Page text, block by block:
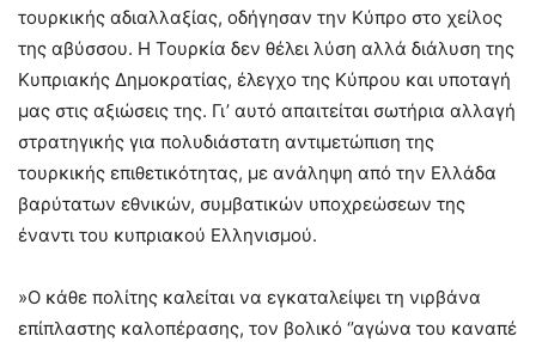
τουρκικής αδιαλλαξίας, οδήγησαν την Κύπρο στο χείλος
της αβύσσου. Η Τουρκία δεν θέλει λύση αλλά διάλυση της
Κυπριακής Δημοκρατίας, έλεγχο της Κύπρου και υποταγή
μας στις αξιώσεις της. Γι’ αυτό απαιτείται σωτήρια αλλαγή
στρατηγικής για πολυδιάστατη αντιμετώπιση της
τουρκικής επιθετικότητας, με ανάληψη από την Ελλάδα
βαρύτατων εθνικών, συμβατικών υποχρεώσεων της
έναντι του κυπριακού Ελληνισμού.
»Ο κάθε πολίτης καλείται να εγκαταλείψει τη νιρβάνα
επίπλαστης καλοπέρασης, τον βολικό ‘’αγώνα του καναπέ